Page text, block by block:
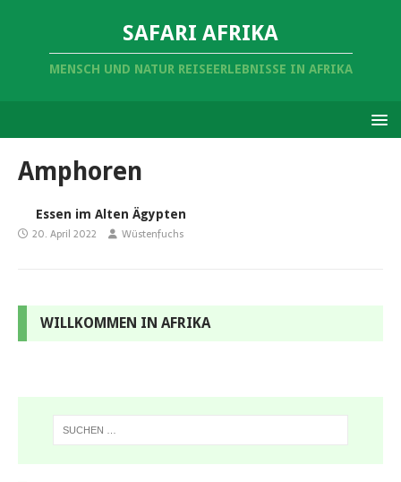
SAFARI AFRIKA
MENSCH UND NATUR REISEERLEBNISSE IN AFRIKA
Amphoren
Essen im Alten Ägypten
20. April 2022 Wüstenfuchs
WILLKOMMEN IN AFRIKA